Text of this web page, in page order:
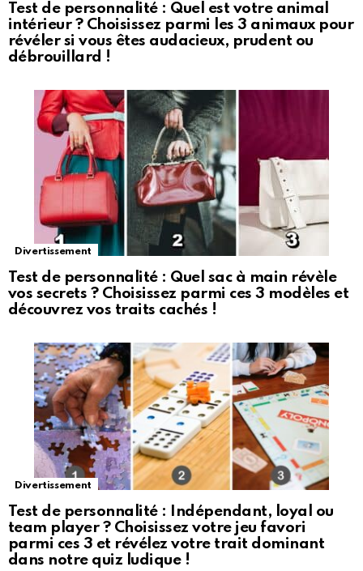
Test de personnalité : Quel est votre animal
intérieur ? Choisissez parmi les 3 animaux pour
révéler si vous êtes audacieux, prudent ou
débrouillard !
Divertissement
Test de personnalité : Quel sac à main révèle
vos secrets ? Choisissez parmi ces 3 modèles et
découvrez vos traits cachés !
Divertissement
Test de personnalité : Indépendant, loyal ou
team player ? Choisissez votre jeu favori
parmi ces 3 et révélez votre trait dominant
dans notre quiz ludique !